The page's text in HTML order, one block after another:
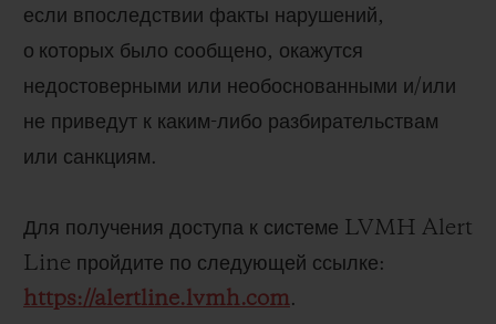
если впоследствии факты нарушений,
о которых было сообщено, окажутся
недостоверными или необоснованными и/или
не приведут к каким-либо разбирательствам
или санкциям.
Для получения доступа к системе LVMH Alert
Line пройдите по следующей ссылке:
https://alertline.lvmh.com.